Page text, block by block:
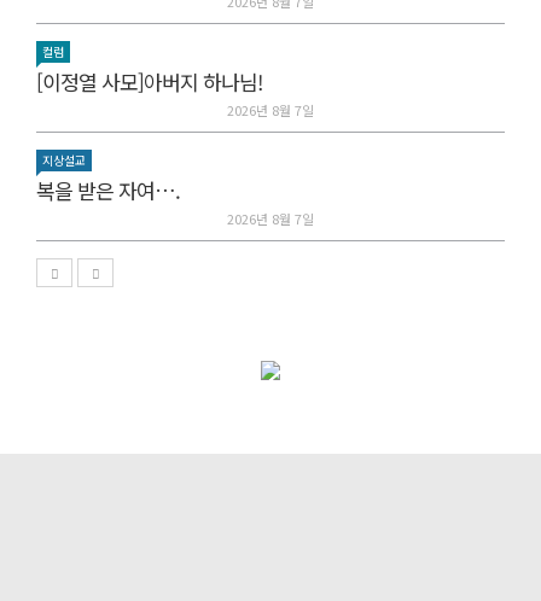
컬럼
[이정열 사모]아버지 하나님!
2026년 8월 7일
지상설교
복을 받은 자여….
2026년 8월 7일